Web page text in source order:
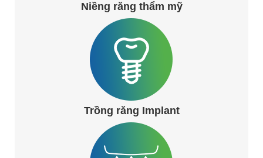
Niềng răng thẩm mỹ
Trồng răng Implant